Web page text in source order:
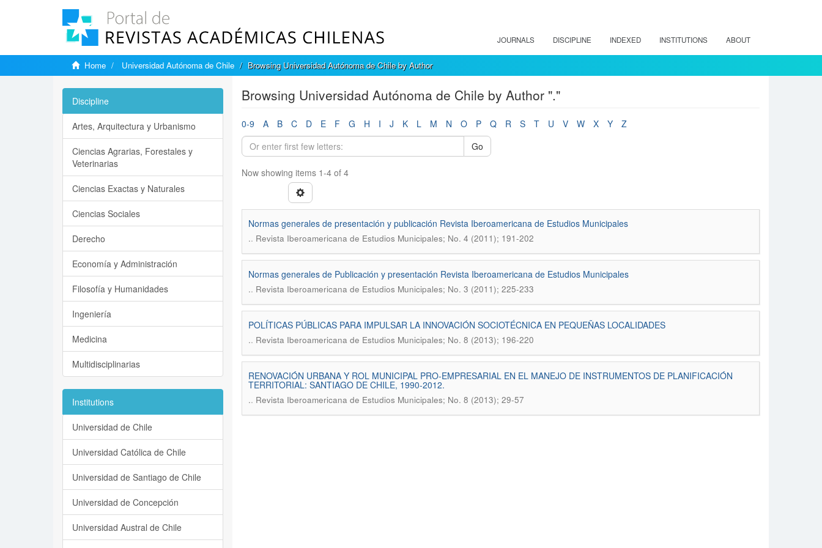
JOURNALS DISCIPLINE INDEXED INSTITUTIONS ABOUT
Home Universidad Autónoma de Chile Browsing Universidad Autónoma de Chile by Author
Browsing Universidad Autónoma de Chile by Author "."
0-9 A B C D E F G H I J K L M N O P Q R S T U V W X Y
Z
Go
Now showing items 1-4 of 4
Normas generales de presentación y publicación Revista Iberoamericana de Estudios Municipales
.. Revista Iberoamericana de Estudios Municipales; No. 4 (2011); 191-202
Normas generales de Publicación y presentación Revista Iberoamericana de Estudios Municipales
.. Revista Iberoamericana de Estudios Municipales; No. 3 (2011); 225-233
POLÍTICAS PÚBLICAS PARA IMPULSAR LA INNOVACIÓN SOCIOTÉCNICA EN PEQUEÑAS LOCALIDADES
.. Revista Iberoamericana de Estudios Municipales; No. 8 (2013); 196-220
RENOVACIÓN URBANA Y ROL MUNICIPAL PRO-EMPRESARIAL EN EL MANEJO DE INSTRUMENTOS DE PLANIFICACIÓN
TERRITORIAL: SANTIAGO DE CHILE, 1990-2012.
.. Revista Iberoamericana de Estudios Municipales; No. 8 (2013); 29-57
Discipline
Artes, Arquitectura y Urbanismo
Ciencias Agrarias, Forestales y
Veterinarias
Ciencias Exactas y Naturales
Ciencias Sociales
Derecho
Economía y Administración
Filosofía y Humanidades
Ingeniería
Medicina
Multidisciplinarias
Institutions
Universidad de Chile
Universidad Católica de Chile
Universidad de Santiago de Chile
Universidad de Concepción
Universidad Austral de Chile